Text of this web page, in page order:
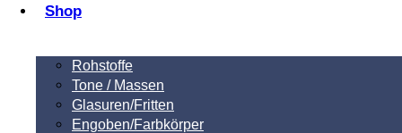
Shop
Rohstoffe
Tone / Massen
Glasuren/Fritten
Engoben/Farbkörper